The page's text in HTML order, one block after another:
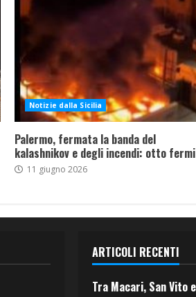
Notizie dalla Sicilia
Palermo, fermata la banda del
kalashnikov e degli incendi: otto fermi
11 giugno 2026
ARTICOLI RECENTI
Tra Macari, San Vito